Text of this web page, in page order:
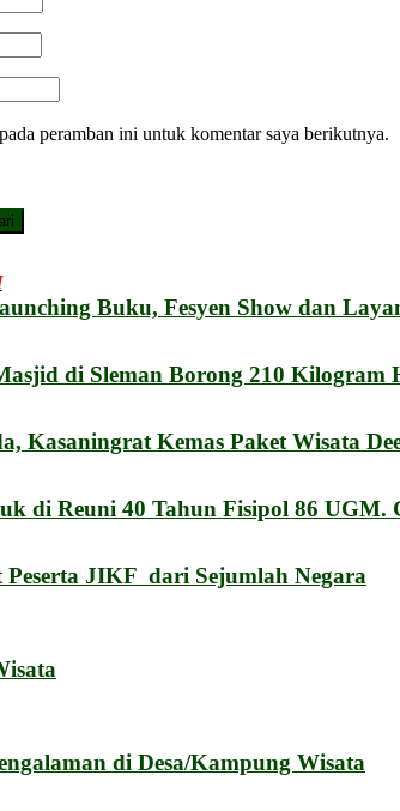
peramban ini untuk komentar saya berikutnya.
Buku, Fesyen Show dan
di Sleman Borong 210 Kilogram
Kasaningrat Kemas Paket Wisata
di Reuni 40 Tahun Fisipol 86 UGM.
JIKF dari Sejumlah Negara
di Desa/Kampung Wisata